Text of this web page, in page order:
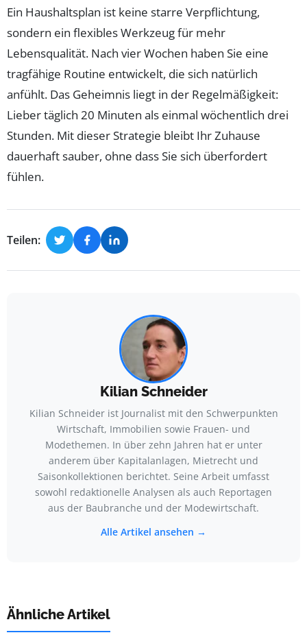
Ein Haushaltsplan ist keine starre Verpflichtung,
sondern ein flexibles Werkzeug für mehr
Lebensqualität. Nach vier Wochen haben Sie eine
tragfähige Routine entwickelt, die sich natürlich
anfühlt. Das Geheimnis liegt in der Regelmäßigkeit:
Lieber täglich 20 Minuten als einmal wöchentlich drei
Stunden. Mit dieser Strategie bleibt Ihr Zuhause
dauerhaft sauber, ohne dass Sie sich überfordert
fühlen.
Teilen:
Kilian Schneider
Kilian Schneider ist Journalist mit den Schwerpunkten
Wirtschaft, Immobilien sowie Frauen- und
Modethemen. In über zehn Jahren hat er unter
anderem über Kapitalanlagen, Mietrecht und
Saisonkollektionen berichtet. Seine Arbeit umfasst
sowohl redaktionelle Analysen als auch Reportagen
aus der Baubranche und der Modewirtschaft.
Alle Artikel ansehen →
Ähnliche Artikel